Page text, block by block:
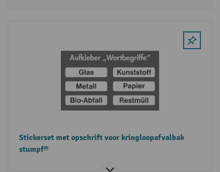
Stickerset met opschrift voor kringloopafvalbak
stumpf®